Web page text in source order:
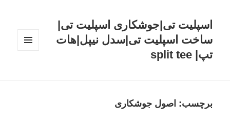
اسپلیت تی|جوشکاری اسپلیت تی|
ساخت اسپلیت تی|سدل نیپل|هات
تپ| split tee
برچسب: اصول جوشکاری